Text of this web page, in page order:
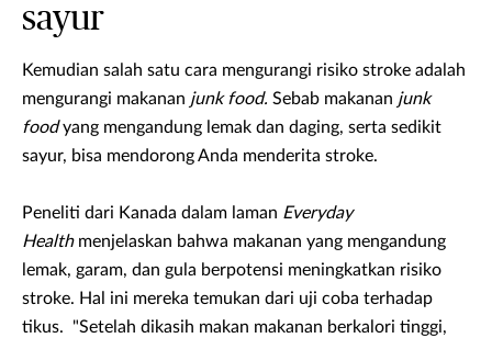
sayur
Kemudian salah satu cara mengurangi risiko stroke adalah
mengurangi makanan junk food. Sebab makanan junk
foodyang mengandung lemak dan daging, serta sedikit
sayur, bisa mendorong Anda menderita stroke.
Peneliti dari Kanada dalam laman Everyday
Health menjelaskan bahwa makanan yang mengandung
lemak, garam, dan gula berpotensi meningkatkan risiko
stroke. Hal ini mereka temukan dari uji coba terhadap
tikus. "Setelah dikasih makan makanan berkalori tinggi,